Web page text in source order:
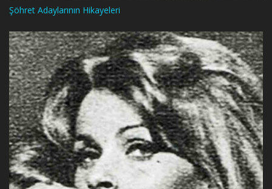
Şöhret Adaylarının Hikayeleri